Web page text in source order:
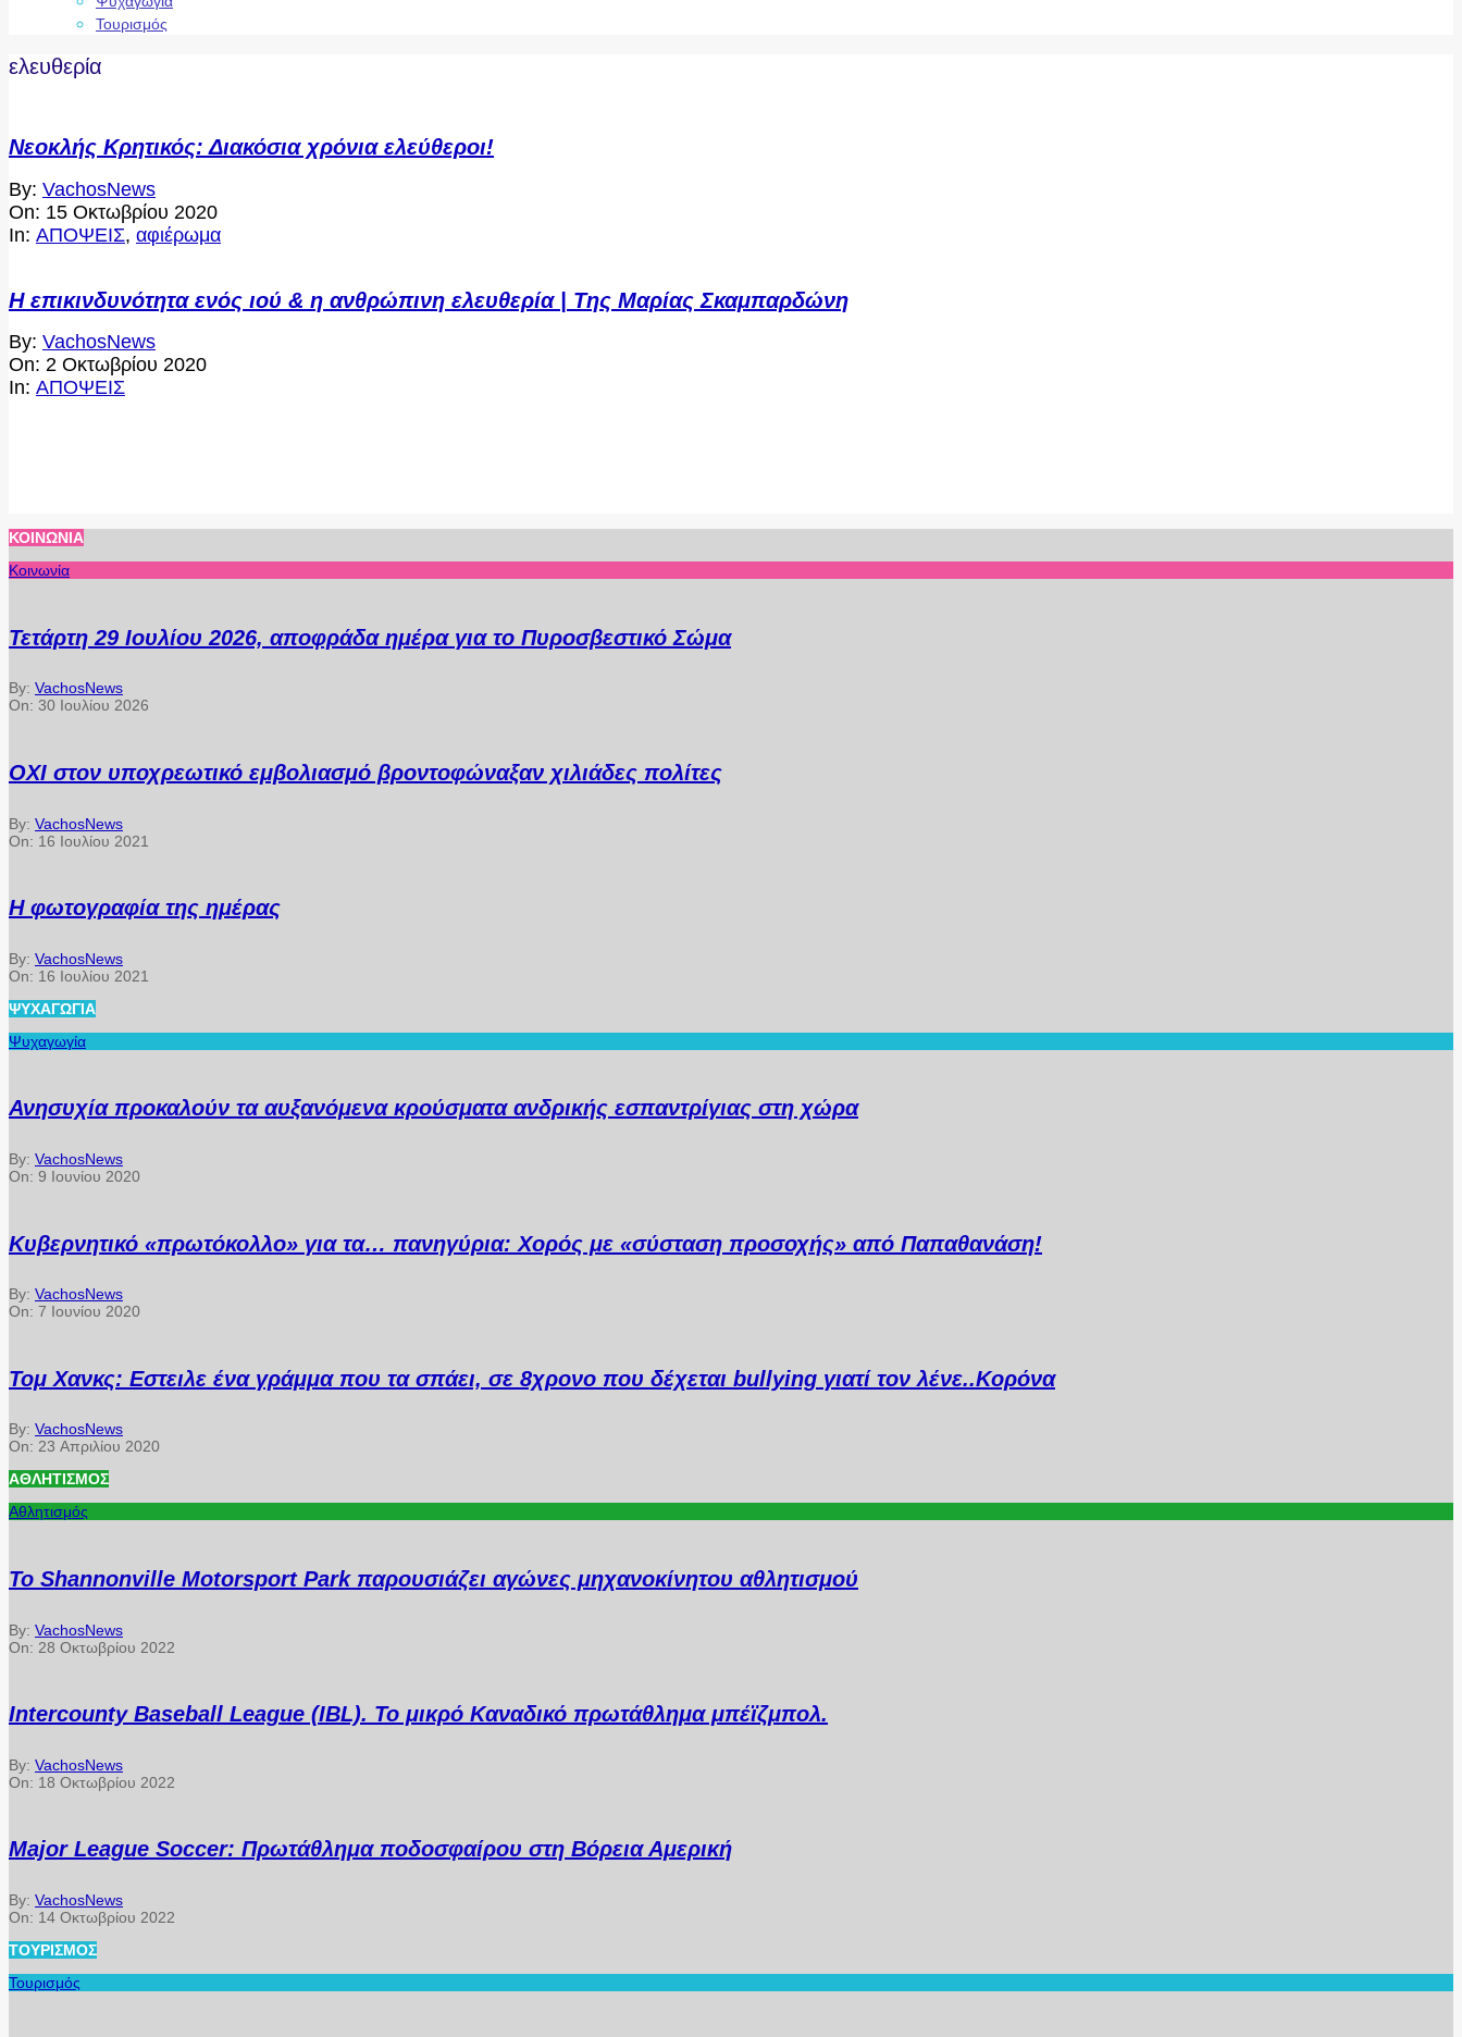
Τουρισμός
ελευθερία
Νεοκλής Κρητικός: Διακόσια χρόνια ελεύθεροι!
2020-
10-
15
By: VachosNews
On: 15 Οκτωβρίου 2020
In: ΑΠΟΨΕΙΣ, αφιέρωμα
Η επικινδυνότητα ενός ιού & η ανθρώπινη ελευθερία | Της Μαρίας Σκαμπαρδώνη
2020-
10-
02
By: VachosNews
On: 2 Οκτωβρίου 2020
In: ΑΠΟΨΕΙΣ
ΚΟΙΝΩΝΊΑ
Κοινωνία
Τετάρτη 29 Ιουλίου 2026, αποφράδα ημέρα για το Πυροσβεστικό Σώμα
By: VachosNews
On: 30 Ιουλίου 2026
ΟΧΙ στον υποχρεωτικό εμβολιασμό βροντοφώναξαν χιλιάδες πολίτες
By: VachosNews
On: 16 Ιουλίου 2021
Η φωτογραφία της ημέρας
By: VachosNews
On: 16 Ιουλίου 2021
ΨΥΧΑΓΩΓΊΑ
Ψυχαγωγία
Ανησυχία προκαλούν τα αυξανόμενα κρούσματα ανδρικής εσπαντρίγιας στη χώρα
By: VachosNews
On: 9 Ιουνίου 2020
Κυβερνητικό «πρωτόκολλο» για τα… πανηγύρια: Χορός με «σύσταση προσοχής» από Παπαθανάση!
By: VachosNews
On: 7 Ιουνίου 2020
Τομ Χανκς: Εστειλε ένα γράμμα που τα σπάει, σε 8χρονο που δέχεται bullying γιατί τον λένε..Κορόνα
By: VachosNews
On: 23 Απριλίου 2020
ΑΘΛΗΤΙΣΜΌΣ
Αθλητισμός
Το Shannonville Motorsport Park παρουσιάζει αγώνες μηχανοκίνητου αθλητισμού
By: VachosNews
On: 28 Οκτωβρίου 2022
Intercounty Baseball League (IBL). Το μικρό Καναδικό πρωτάθλημα μπέϊζμπολ.
By: VachosNews
On: 18 Οκτωβρίου 2022
Major League Soccer: Πρωτάθλημα ποδοσφαίρου στη Βόρεια Αμερική
By: VachosNews
On: 14 Οκτωβρίου 2022
ΤΟΥΡΙΣΜΌΣ
Τουρισμός